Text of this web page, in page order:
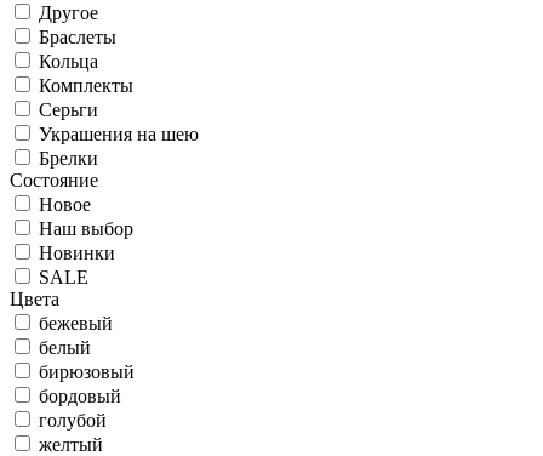
Другое
Браслеты
Кольца
Комплекты
Серьги
Украшения на шею
Брелки
Состояние
Новое
Наш выбор
Новинки
SALE
Цвета
бежевый
белый
бирюзовый
бордовый
голубой
желтый